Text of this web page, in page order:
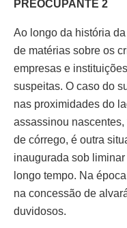
PREOCUPANTE 2
Ao longo da história da
de matérias sobre os
empresas e
suspeitas. O caso do
nas proximidades do
assassinou
de córrego, é outra
inaugurada sob
longo tempo. Na
na concessão de
duvidosos.